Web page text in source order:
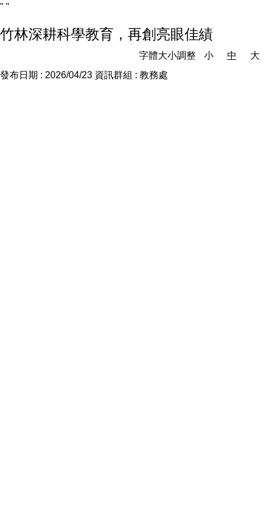
" "
竹林深耕科學教育，再創亮眼佳績
字體大小調整 小 中
大
發布日期 : 2026/04/23 資訊群組 : 教務處